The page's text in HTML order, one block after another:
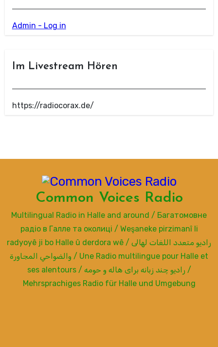
Admin - Log in
Im Livestream Hören
https://radiocorax.de/
Common Voices Radio
Multilingual Radio in Halle and around / Багатомовне
радіо в Галле та околиці / Weşaneke pirzimanî li
radyoyê ji bo Halle û derdora wê / راديو متعدد اللغات لهالى
والضواحي المجاورة / Une Radio multilingue pour Halle et
ses alentours / رادیو چند زبانه برای هاله و حومه /
Mehrsprachiges Radio für Halle und Umgebung